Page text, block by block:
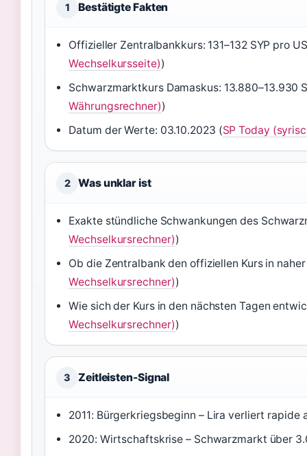
1 Bestätigte Fakten
Offizieller Zentralbankkurs: 131–132 SYP pro
Wechselkursseite))
Schwarzmarktkurs Damaskus: 13.880–13.930
Währungsrechner))
Datum der Werte: 03.10.2023 (SP Today
2 Was unklar ist
Exakte stündliche Schwankungen des
Wechselkursrechner))
Ob die Zentralbank den offiziellen Kurs in
Wechselkursrechner))
Wie sich der Kurs in den nächsten Tagen
Wechselkursrechner))
3 Zeitleisten-Signal
2011: Bürgerkriegsbeginn – Lira verliert rapide
2020: Wirtschaftskrise – Schwarzmarkt über